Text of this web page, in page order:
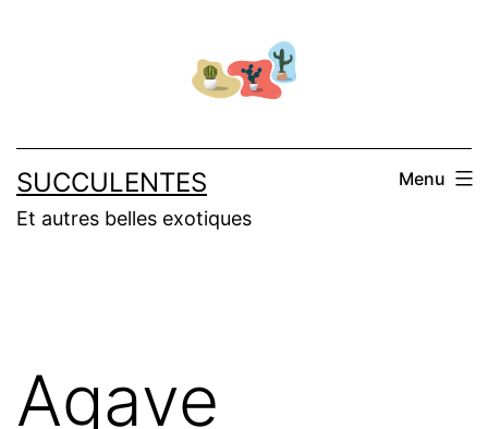
SUCCULENTES
Et autres belles exotiques
Menu
Agave